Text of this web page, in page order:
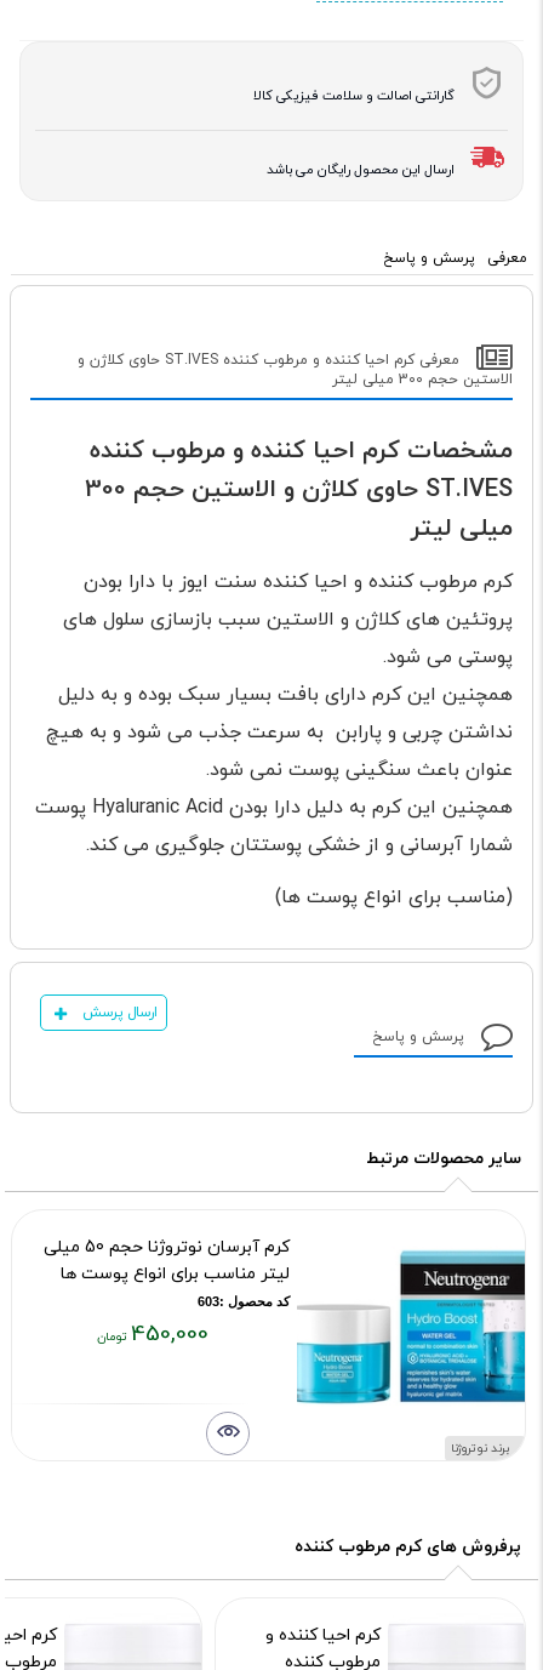
گارانتی اصالت و سلامت فیزیکی کالا
ارسال این محصول رایگان می باشد
معرفی پرسش و پاسخ
معرفی کرم احیا کننده و مرطوب کننده ST.IVES حاوی کلاژن و
الاستین حجم 300 میلی لیتر
مشخصات کرم احیا کننده و مرطوب کننده
ST.IVES حاوی کلاژن و الاستین حجم 300
میلی لیتر
کرم مرطوب کننده و احیا کننده سنت ایوز با دارا بودن
پروتئین های کلاژن و الاستین سبب بازسازی سلول های
پوستی می شود.
همچنین این کرم دارای بافت بسیار سبک بوده و به دلیل
نداشتن چربی و پارابن به سرعت جذب می شود و به هیچ
عنوان باعث سنگینی پوست نمی شود.
همچنین این کرم به دلیل دارا بودن Hyaluranic Acid پوست
شمارا آبرسانی و از خشکی پوستتان جلوگیری می کند.
(مناسب برای انواع پوست ها)
پرسش و پاسخ
ارسال پرسش
سایر محصولات مرتبط
برند نوتروژنا
کرم آبرسان نوتروژنا حجم 50 میلی
لیتر مناسب برای انواع پوست ها
کد محصول :603
450,000
فعلی:
۴۵۰,۰۰۰
پرفروش های کرم مرطوب کننده
کرم احیا کننده و
مرطوب کننده
کرم
مرطوب